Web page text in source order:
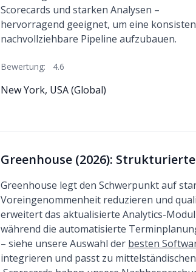
Scorecards und starken Analysen –
hervorragend geeignet, um eine
nachvollziehbare Pipeline aufzubauen.
Bewertung: 4.6
New York, USA (Global)
Greenhouse (2026):
Greenhouse legt den Schwerpunkt auf
Voreingenommenheit reduzieren und
erweitert das aktualisierte Analytics-
während die automatisierte
– siehe unsere Auswahl der besten
integrieren und passt zu